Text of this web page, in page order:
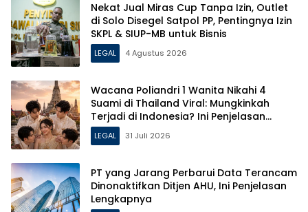
Nekat Jual Miras Cup Tanpa Izin, Outlet
di Solo Disegel Satpol PP, Pentingnya Izin
SKPL & SIUP-MB untuk Bisnis
LEGAL 4 Agustus 2026
Wacana Poliandri 1 Wanita Nikahi 4
Suami di Thailand Viral: Mungkinkah
Terjadi di Indonesia? Ini Penjelasan
Hukumnya!
LEGAL 31 Juli 2026
PT yang Jarang Perbarui Data Terancam
Dinonaktifkan Ditjen AHU, Ini Penjelasan
Lengkapnya